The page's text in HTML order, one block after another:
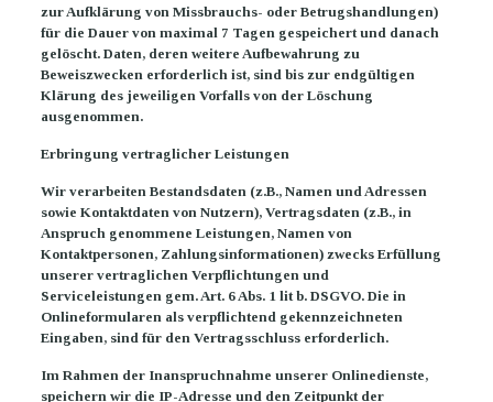
zur Aufklärung von Missbrauchs- oder Betrugshandlungen)
für die Dauer von maximal 7 Tagen gespeichert und danach
gelöscht. Daten, deren weitere Aufbewahrung zu
Beweiszwecken erforderlich ist, sind bis zur endgültigen
Klärung des jeweiligen Vorfalls von der Löschung
ausgenommen.
Erbringung vertraglicher Leistungen
Wir verarbeiten Bestandsdaten (z.B., Namen und Adressen
sowie Kontaktdaten von Nutzern), Vertragsdaten (z.B., in
Anspruch genommene Leistungen, Namen von
Kontaktpersonen, Zahlungsinformationen) zwecks Erfüllung
unserer vertraglichen Verpflichtungen und
Serviceleistungen gem. Art. 6 Abs. 1 lit b. DSGVO. Die in
Onlineformularen als verpflichtend gekennzeichneten
Eingaben, sind für den Vertragsschluss erforderlich.
Im Rahmen der Inanspruchnahme unserer Onlinedienste,
speichern wir die IP-Adresse und den Zeitpunkt der